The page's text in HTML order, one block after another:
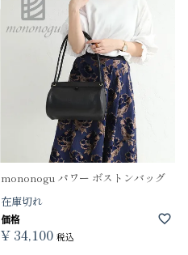
mononogu パワー ボストンバッグ
在庫切れ
価格
¥ 34,100 税込